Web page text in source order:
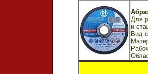
Для
и
Вид